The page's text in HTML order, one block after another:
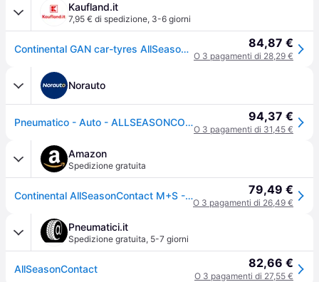
Kaufland.it
7,95 € di spedizione, 3-6 giorni
Continental GAN car-tyres AllSeasonContact™ ( 165/65 R14 79T EVc ) 84,87 €
O 3 pagamenti di 28,29 €
Norauto
Pneumatico - Auto - ALLSEASONCONTACT - Continental - 165-65-14-79-T 94,37 €
O 3 pagamenti di 31,45 €
Amazon
Spedizione gratuita
Continental AllSeasonContact M+S - 165/65R14 79T - Pneumatico 4 stagioni 79,49 €
O 3 pagamenti di 26,49 €
Pneumatici.it
Spedizione gratuita, 5-7 giorni
AllSeasonContact 82,66 €
O 3 pagamenti di 27,55 €